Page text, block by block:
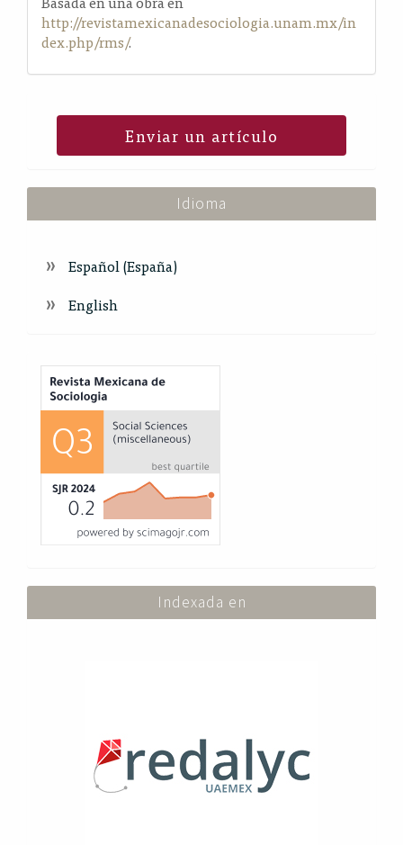
http://revistamexicanadesociologia.unam.mx/in
dex.php/rms/.
Enviar un artículo
Idioma
Español (España)
English
Index
Indexada en